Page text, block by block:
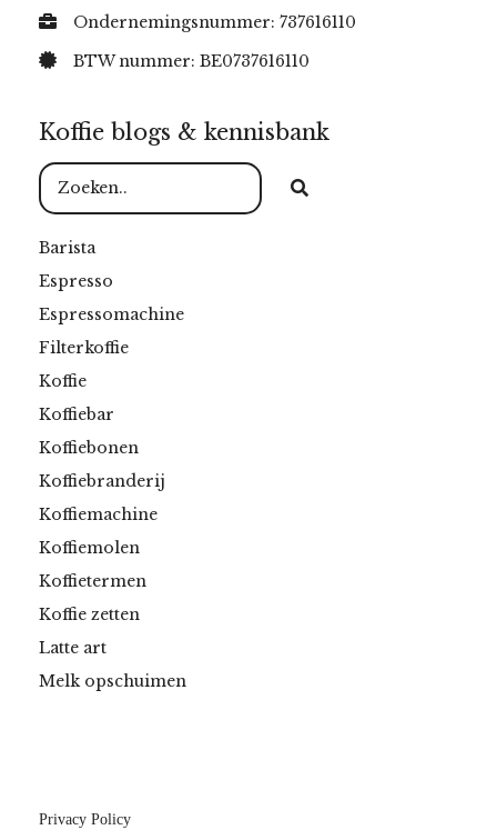
Ondernemingsnummer: 737616110
BTW nummer: BE0737616110
Koffie blogs & kennisbank
Barista
Espresso
Espressomachine
Filterkoffie
Koffie
Koffiebar
Koffiebonen
Koffiebranderij
Koffiemachine
Koffiemolen
Koffietermen
Koffie zetten
Latte art
Melk opschuimen
Privacy Policy